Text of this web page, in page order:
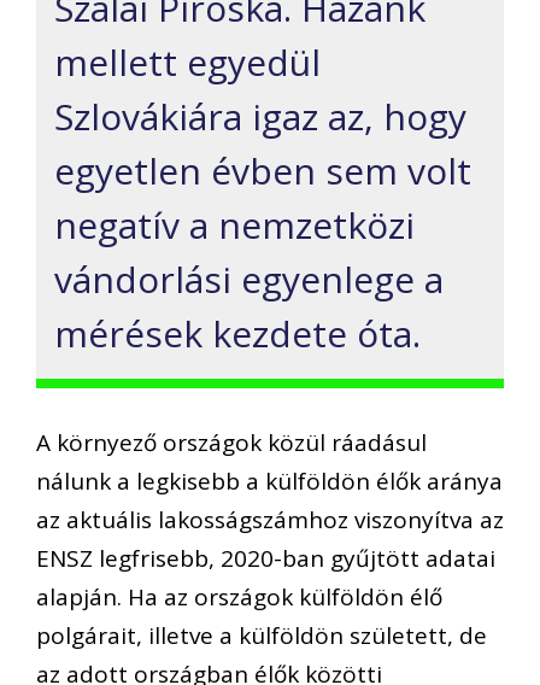
mellett egyedül
Szlovákiára igaz az, hogy
egyetlen évben sem volt
negatív a nemzetközi
vándorlási egyenlege a
mérések kezdete óta.
A környező országok közül ráadásul
nálunk a legkisebb a külföldön élők aránya
az aktuális lakosságszámhoz viszonyítva az
ENSZ legfrisebb, 2020-ban gyűjtött adatai
alapján. Ha az országok külföldön élő
polgárait, illetve a külföldön született, de
az adott országban élők közötti